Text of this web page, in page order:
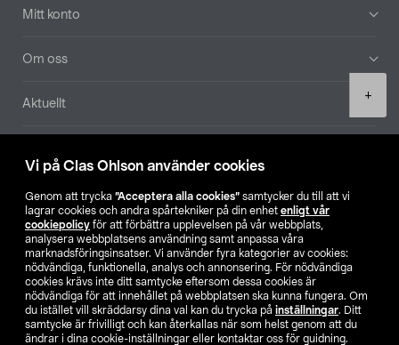
Vi på Clas Ohlson använder cookies
Genom att trycka ”Acceptera alla cookies” samtycker du till att vi
lagrar cookies och andra spårtekniker på din enhet enligt vår
cookiepolicy för att förbättra upplevelsen på vår webbplats,
analysera webbplatsens användning samt anpassa våra
marknadsföringsinsatser. Vi använder fyra kategorier av cookies:
nödvändiga, funktionella, analys och annonsering. För nödvändiga
cookies krävs inte ditt samtycke eftersom dessa cookies är
nödvändiga för att innehållet på webbplatsen ska kunna fungera. Om
du istället vill skräddarsy dina val kan du trycka på inställningar. Ditt
samtycke är frivilligt och kan återkallas när som helst genom att du
ändrar i dina cookie-inställningar eller kontaktar oss för guidning.
+
Mitt konto
Om oss
Aktuellt
Hitta butik
SE NO FI